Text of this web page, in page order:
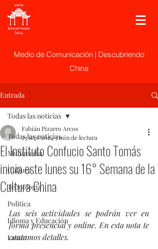
Medio de Comunicación | Descubriendo
China
Entrada
Todas las noticias
Multimedia
Cultura
Tecnología
Politica
Idioma y Educación
Latam
Todas las noticias
El Instituto Confucio Santo Tomás
inicia este lunes su 16° Semana de la
Cultura China
Fabián Pizarro Arcos
23 sept 20243 min de lectura
Las seis actividades se podrán ver en
forma presencial y online. En esta nota te
contamos detalles.